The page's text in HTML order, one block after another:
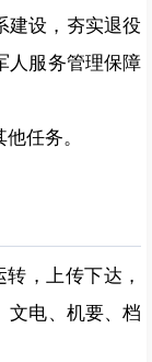
建设，夯实退役
人服务管理保障
任务。
，上传下达，
文电、机要、档